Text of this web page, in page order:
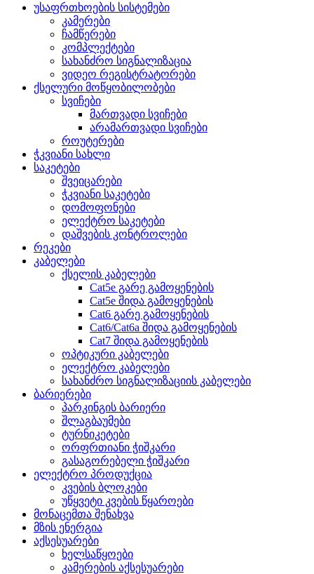
უსაფრთხოების სისტემები
კამერები
ჩამწერები
კომპლექტები
სახანძრო სიგნალიზაცია
ვიდეო რეგისტრატორები
ქსელური მოწყობილობები
სვიჩები
მართვადი სვიჩები
არამართვადი სვიჩები
როუტერები
ჭკვიანი სახლი
საკეტები
შვეიცარები
ჭკვიანი საკეტები
დომოფონები
ელექტრო საკეტები
დაშვების კონტროლები
რეკები
კაბელები
ქსელის კაბელები
Cat5e გარე გამოყენების
Cat5e შიდა გამოყენების
Cat6 გარე გამოყენების
Cat6/Cat6a შიდა გამოყენების
Cat7 შიდა გამოყენების
ოპტიკური კაბელები
ელექტრო კაბელები
სახანძრო სიგნალიზაციის კაბელები
ბარიერები
პარკინგის ბარიერი
შლაგბაუმები
ტურნიკეტები
ორფრთიანი ჭიშკარი
გასაგორებელი ჭიშკარი
ელექტრო პროდუქცია
კვების ბლოკები
უწყვეტი კვების წყაროები
მონაცემთა შენახვა
მზის ენერგია
აქსესუარები
ხელსაწყოები
კამერების აქსესუარები